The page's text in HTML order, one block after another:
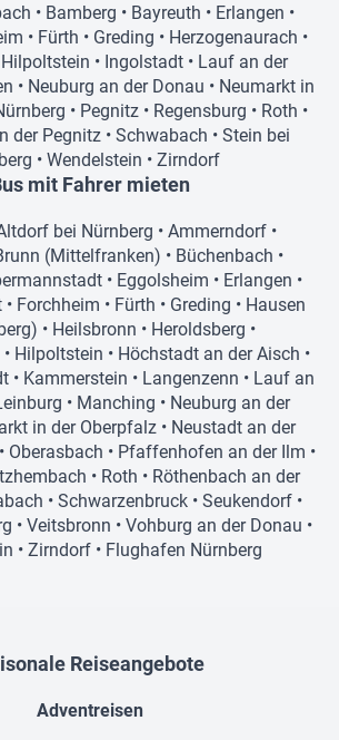
• Bamberg • Bayreuth • Erlangen •
• Fürth • Greding • Herzogenaurach •
Hilpoltstein • Ingolstadt • Lauf an der
• Neuburg an der Donau • Neumarkt in
• Pegnitz• Regensburg • Roth •
der Pegnitz • Schwabach • Stein bei
• Wendelstein • Zirndorf
mit Fahrer mieten
bei Nürnberg • Ammerndorf •
(Mittelfranken) • Büchenbach •
• Eggolsheim • Erlangen •
• Forchheim • Fürth • Greding • Hausen
• Heilsbronn • Heroldsberg •
• Hilpoltstein • Höchstadt an der Aisch •
• Kammerstein • Langenzenn • Lauf an
• Manching • Neuburg an der
in der Oberpfalz • Neustadt an der
• Oberasbach • Pfaffenhofen an der Ilm •
• Roth • Röthenbach an der
• Schwarzenbruck • Seukendorf •
• Veitsbronn • Vohburg an der Donau •
• Zirndorf • Flughafen Nürnberg
Reiseangebote
Adventreisen